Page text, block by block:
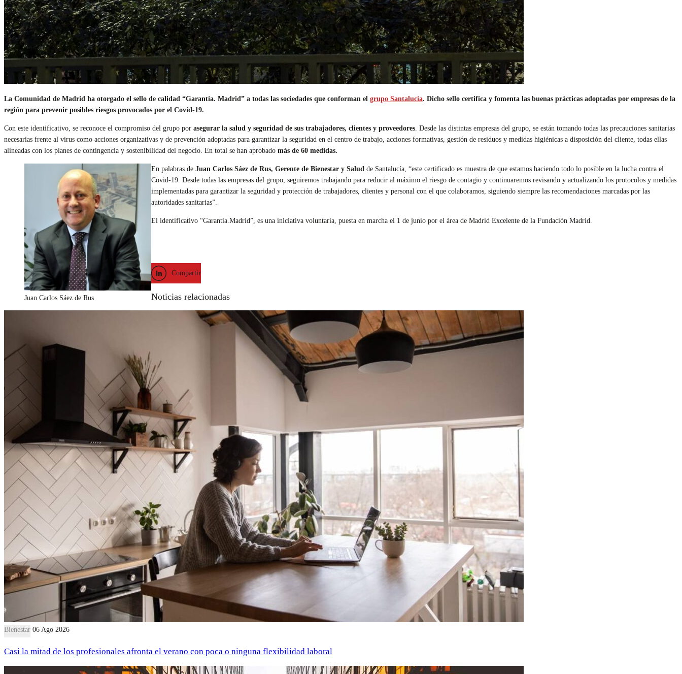
La Comunidad de Madrid ha otorgado el sello de calidad “Garantía. Madrid” a todas las sociedades que conforman el grupo Santalucía. Dicho sello certifica y fomenta las buenas prácticas adoptadas por empresas de la
región para prevenir posibles riesgos provocados por el Covid-19.
Con este identificativo, se reconoce el compromiso del grupo por asegurar la salud y seguridad de sus trabajadores, clientes y proveedores . Desde las distintas empresas del grupo, se están tomando todas las precauciones sanitarias
necesarias frente al virus como acciones organizativas y de prevención adoptadas para garantizar la seguridad en el centro de trabajo, acciones formativas, gestión de residuos y medidas higiénicas a disposición del cliente, todas ellas
alineadas con los planes de contingencia y sostenibilidad del negocio. En total se han aprobado más de 60 medidas.
Juan Carlos Sáez de Rus
En palabras de Juan Carlos Sáez de Rus, Gerente de Bienestar y Salud de Santalucía, “este certificado es muestra de que estamos haciendo todo lo posible en la lucha contra el
Covid-19. Desde todas las empresas del grupo, seguiremos trabajando para reducir al máximo el riesgo de contagio y continuaremos revisando y actualizando los protocolos y medidas
implementadas para garantizar la seguridad y protección de trabajadores, clientes y personal con el que colaboramos, siguiendo siempre las recomendaciones marcadas por las
autoridades sanitarias”.
El identificativo “Garantía.Madrid”, es una iniciativa voluntaria, puesta en marcha el 1 de junio por el área de Madrid Excelente de la Fundación Madrid.
Compartir
Noticias relacionadas
Bienestar 06 Ago 2026
Casi la mitad de los profesionales afronta el verano con poca o ninguna flexibilidad laboral